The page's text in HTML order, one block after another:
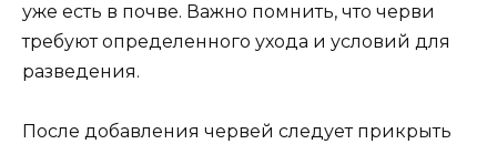
уже есть в почве. Важно помнить, что черви
требуют определенного ухода и условий для
разведения.
После добавления червей следует прикрыть